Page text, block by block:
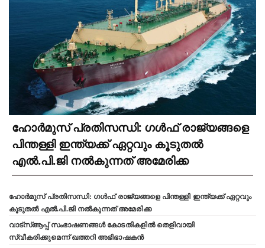
ഹോർമുസ് പ്രതിസന്ധി: ഗൾഫ് രാജ്യങ്ങളെ
പിന്തള്ളി ഇന്ത്യക്ക് ഏറ്റവും കൂടുതൽ
എൽ.പി.ജി നൽകുന്നത് അമേരിക്ക
ഹോർമുസ് പ്രതിസന്ധി: ഗൾഫ് രാജ്യങ്ങളെ പിന്തള്ളി ഇന്ത്യക്ക് ഏറ്റവും
കൂടുതൽ എൽ.പി.ജി നൽകുന്നത് അമേരിക്ക
വാട്‌സ്ആപ്പ് സംഭാഷണങ്ങൾ കോടതികളിൽ തെളിവായി
സ്വീകരിക്കുമെന്ന് ഖത്തറി അഭിഭാഷകൻ